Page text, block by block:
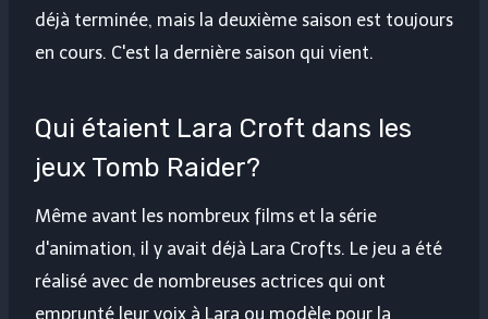
déjà terminée, mais la deuxième saison est toujours
en cours. C'est la dernière saison qui vient.
Qui étaient Lara Croft dans les
jeux Tomb Raider?
Même avant les nombreux films et la série
d'animation, il y avait déjà Lara Crofts. Le jeu a été
réalisé avec de nombreuses actrices qui ont
emprunté leur voix à Lara ou modèle pour la